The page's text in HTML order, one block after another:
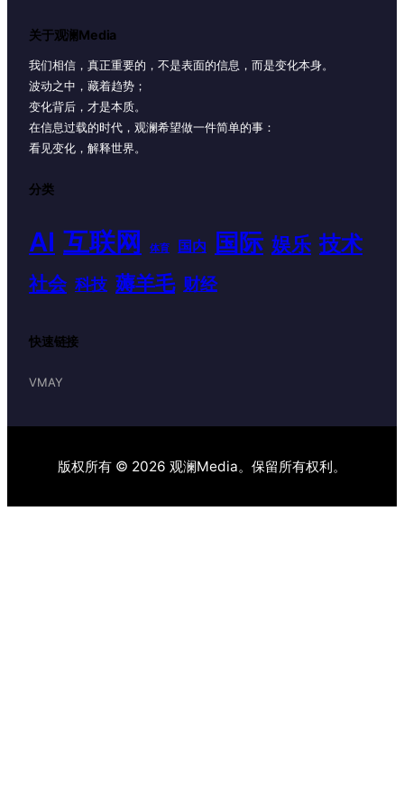
关于观澜Media
我们相信，真正重要的，不是表面的信息，而是变化本身。
波动之中，藏着趋势；
变化背后，才是本质。
在信息过载的时代，观澜希望做一件简单的事：
看见变化，解释世界。
分类
AI 互联网 体育 国内 国际 娱乐 技术
社会 科技 薅羊毛 财经
快速链接
VMAY
版权所有 © 2026 观澜Media。保留所有权利。